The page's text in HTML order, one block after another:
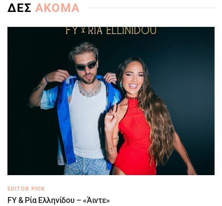
ΔΕΣ ΑΚΟΜΑ
EDITOR PICK
FY & Ρία Ελληνίδου – «Άιντε»